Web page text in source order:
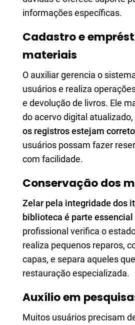
informações específicas.
Cadastro e
materiais
O auxiliar gerencia o
usuários e realiza
e devolução de livros. Ele
do acervo digital atualizado,
os registros estejam
usuários possam fazer
com facilidade.
Conservação dos
Zelar pela integridade dos
biblioteca é parte
profissional verifica o
realiza pequenos reparos,
capas, e separa aqueles
restauração especializada.
Auxílio em
Muitos usuários precisam